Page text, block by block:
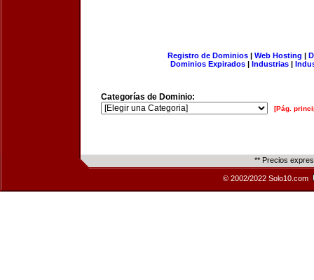
Registro de Dominios| Web Hosting |
Dominios Expirados | Industrias |
Categorías de Dominio:
[Pág.
** Precios
© 2002/2022 Solo10.com